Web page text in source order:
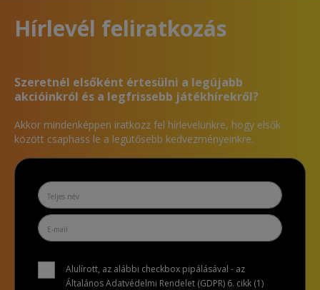
Hírlevél feliratkozás
Szeretnél elsőként értesülni a legújabb
akcióinkról és a legfrissebb játékhírekről?
Akkor mindenképpen iratkozz fel hírlevelünkre, hogy elsők
között csaphass le a legütősebb kedvezményeinkre.
Alulírott, az alábbi checkbox pipálásával - az
Általános Adatvédelmi Rendelet (GDPR) 6. cikk (1)